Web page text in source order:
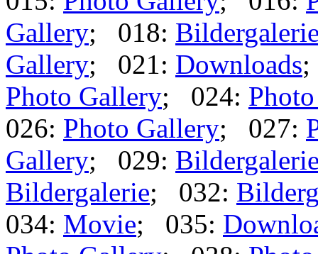
Gallery; 018:
Gallery; 021: Downloads
Photo Gallery; 024:
026: Photo Gallery; 027:
Gallery; 029:
Bildergalerie; 032:
034: Movie; 035: